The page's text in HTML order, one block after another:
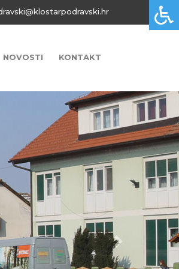
NOVOSTI KONTAKT
Next